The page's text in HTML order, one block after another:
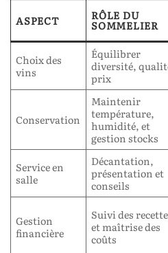
ASPECT RÔLE DU
SOMMELIER
Choix des
vins
Équilibrer
diversité,
prix
Conservation
Maintenir
température,
humidité, et
gestion stocks
Service en
salle
Décantation,
présentation et
conseils
Gestion
financière
Suivi des
et maîtrise des
coûts